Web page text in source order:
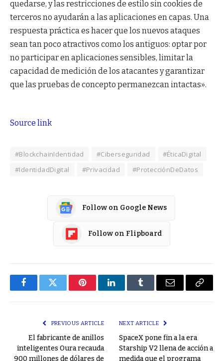
quedarse, y las restricciones de estilo sin cookies de
terceros no ayudarán a las aplicaciones en capas. Una
respuesta práctica es hacer que los nuevos ataques
sean tan poco atractivos como los antiguos: optar por
no participar en aplicaciones sensibles, limitar la
capacidad de medición de los atacantes y garantizar
que las pruebas de concepto permanezcan intactas».
Source link
#BlockchainIdentidad #Ciberseguridad
#ÉticaDigital
#IdentidadDigital
#Privacidad #ProtecciónDeDatos
Follow on Google News
Follow on Flipboard
FacebookTwitter PinterestLinkedInTumblr Email
Copy
PREVIOUS ARTICLE
El fabricante de anillos
inteligentes Oura recauda
900 millones de dólares de
NEXT ARTICLE
SpaceX pone fin a la era
Starship V2 llena de acción a
medida que el programa